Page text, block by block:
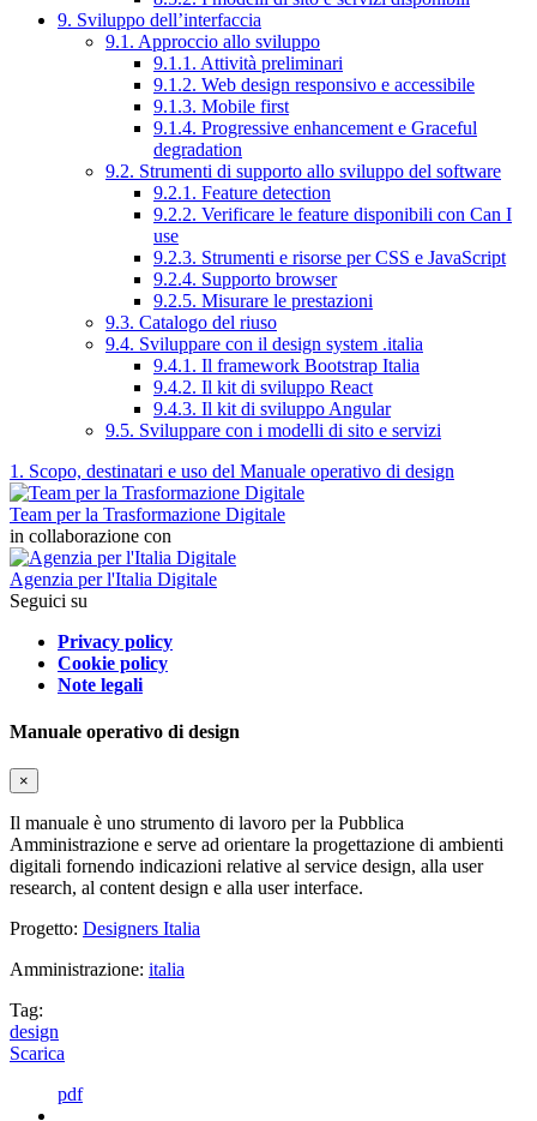
9. Sviluppo dell’interfaccia
9.1. Approccio allo sviluppo
9.1.1. Attività preliminari
9.1.2. Web design responsivo e accessibile
9.1.3. Mobile first
9.1.4. Progressive enhancement e Graceful
degradation
9.2. Strumenti di supporto allo sviluppo del software
9.2.1. Feature detection
9.2.2. Verificare le feature disponibili con Can I
use
9.2.3. Strumenti e risorse per CSS e JavaScript
9.2.4. Supporto browser
9.2.5. Misurare le prestazioni
9.3. Catalogo del riuso
9.4. Sviluppare con il design system .italia
9.4.1. Il framework Bootstrap Italia
9.4.2. Il kit di sviluppo React
9.4.3. Il kit di sviluppo Angular
9.5. Sviluppare con i modelli di sito e servizi
1. Scopo, destinatari e uso del Manuale operativo di design
Team per la Trasformazione Digitale
in collaborazione con
Agenzia per l'Italia Digitale
Seguici su
Privacy policy
Cookie policy
Note legali
Manuale operativo di design
×
Il manuale è uno strumento di lavoro per la Pubblica
Amministrazione e serve ad orientare la progettazione di ambienti
digitali fornendo indicazioni relative al service design, alla user
research, al content design e alla user interface.
Progetto: Designers Italia
Amministrazione: italia
Tag:
design
Scarica
pdf